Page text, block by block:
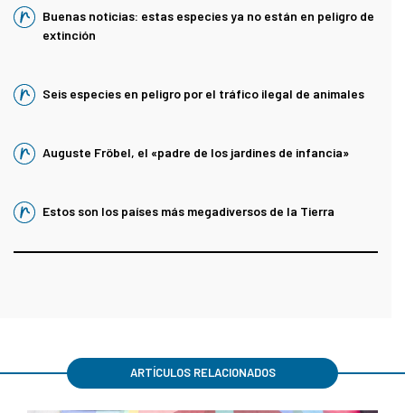
Buenas noticias: estas especies ya no están en peligro de
extinción
Seis especies en peligro por el tráfico ilegal de animales
Auguste Fröbel, el «padre de los jardines de infancia»
Estos son los países más megadiversos de la Tierra
ARTÍCULOS RELACIONADOS